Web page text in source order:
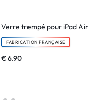
Verre trempé pour iPad Air
FABRICATION FRANÇAISE
€6.90